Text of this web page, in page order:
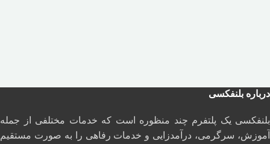
درباره بلنفکسی
بلنفکسی یک پلتفرم چند منظوره است که خدمات مختلفی از جمله
آموزش، سرگرمی، درآمدزایی و خدمات رفاهی را به صورت مستقیم